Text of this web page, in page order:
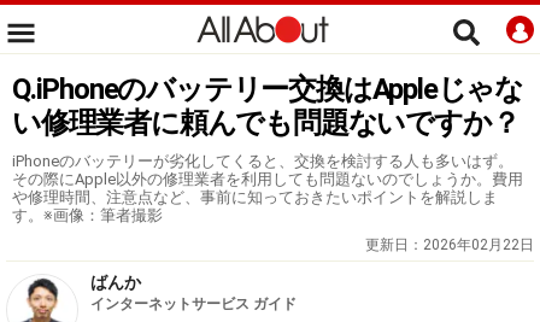
Q.iPhoneのバッテリー交換はAppleじゃな
い修理業者に頼んでも問題ないですか？
iPhoneのバッテリーが劣化してくると、交換を検討する人も多いはず。
その際にApple以外の修理業者を利用しても問題ないのでしょうか。費用
や修理時間、注意点など、事前に知っておきたいポイントを解説しま
す。※画像：筆者撮影
更新日： 2026年02月22日
ばんか
インターネットサービス ガイド